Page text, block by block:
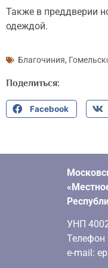
Также в преддверии
одеждой.
Благочиния,
Поделиться:
Facebook
УНП
Телефон
e-mail: